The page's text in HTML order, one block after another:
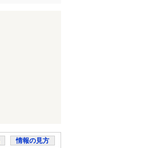
情報の見方